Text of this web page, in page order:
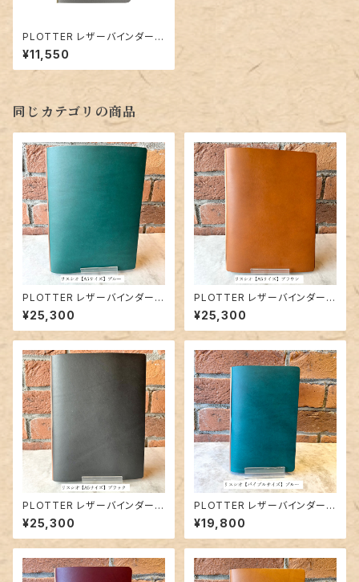
PLOTTER レザーバインダー5
003「シュリンク（グレー）」ミニ
サイズ／6穴リング
¥11,550
同じカテゴリの商品
PLOTTER レザーバインダー5
012「リスシオ（ブルー）」A5サイ
ズ／6穴リング
¥25,300
PLOTTER レザーバインダー5
012「リスシオ（ブラウン）」A5サ
イズ／6穴リング
¥25,300
PLOTTER レザーバインダー5
012「リスシオ（ブラック）」A5サ
イズ／6穴リング
¥25,300
PLOTTER レザーバインダー5
012「リスシオ（ブルー）」バイブ
ルサイズ／6穴リング
¥19,800